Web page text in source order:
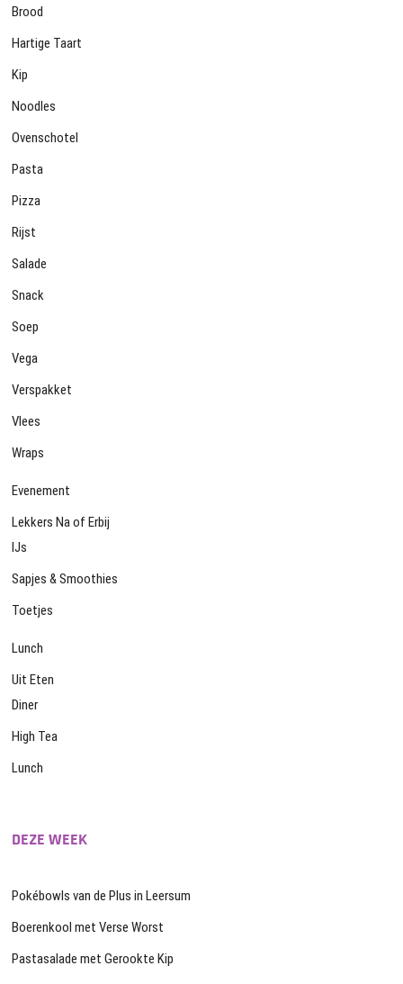
Brood
Hartige Taart
Kip
Noodles
Ovenschotel
Pasta
Pizza
Rijst
Salade
Snack
Soep
Vega
Verspakket
Vlees
Wraps
Evenement
Lekkers Na of Erbij
IJs
Sapjes & Smoothies
Toetjes
Lunch
Uit Eten
Diner
High Tea
Lunch
DEZE WEEK
Pokébowls van de Plus in Leersum
Boerenkool met Verse Worst
Pastasalade met Gerookte Kip